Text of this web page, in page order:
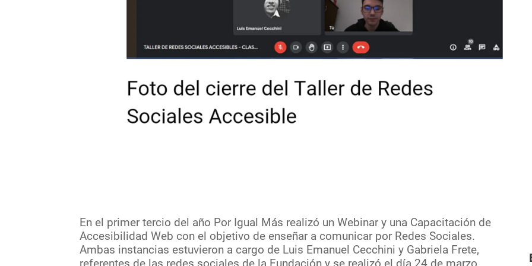
En el primer tercio del año Por Igual Más realizó un Webinar y una Capacitación de
Accesibilidad Web con el objetivo de enseñar a comunicar por Redes Sociales.
Ambas instancias estuvieron a cargo de Luis Emanuel Cecchini y Gabriela Frete,
referentes de las redes sociales de la Fundación y se realizó el día 24 de marzo.